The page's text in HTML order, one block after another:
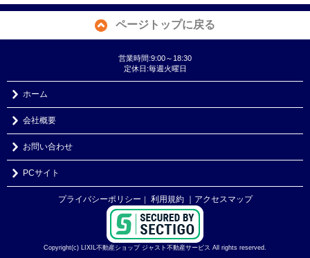
ページトップに戻る
営業時間:9:00～18:30
定休日:毎週火曜日
ホーム
会社概要
お問い合わせ
PCサイト
プライバシーポリシー ｜ 利用規約 ｜アクセスマップ
Copyright(c) LIXIL不動産ショップ ジャスト不動産サービス All rights reserved.